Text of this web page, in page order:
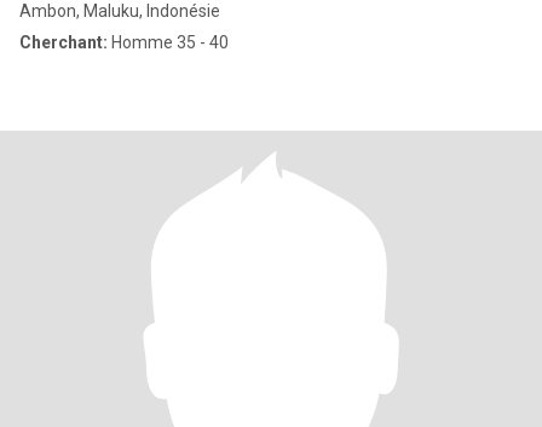
Ambon, Maluku, Indonésie
Cherchant: Homme 35 - 40